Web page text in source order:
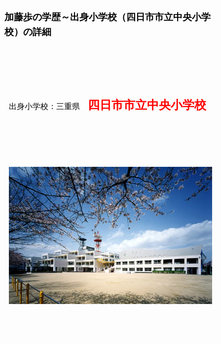
加藤歩の学歴～出身小学校（四日市市立中央小学
校）の詳細
出身小学校：三重県 四日市市立中央小学校